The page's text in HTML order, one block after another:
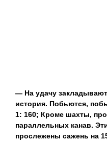
— На удачу
история. Побьются,
1: 160; Кроме шахты,
параллельных канав.
прослежены сажень на